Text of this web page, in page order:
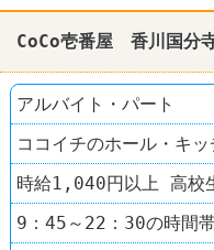
CoCo壱番屋 香川国分
アルバイト・パート
ココイチのホール・キ
時給1,040円以上 高校
9：45～22：30の時間